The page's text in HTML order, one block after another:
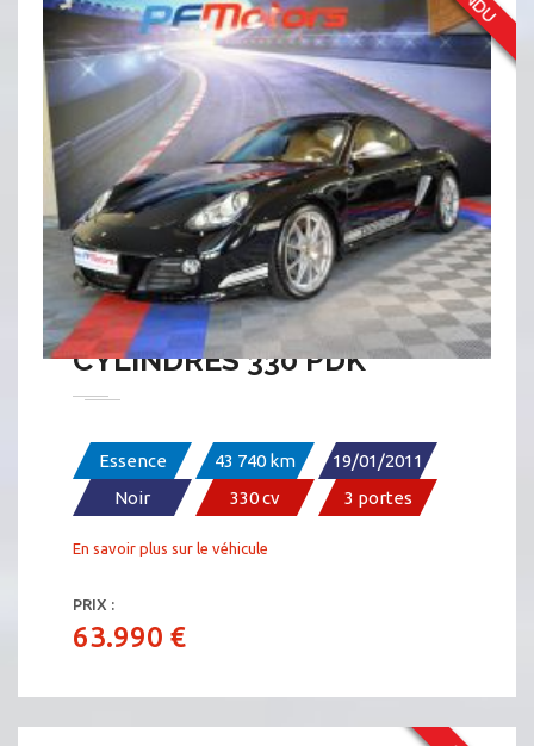
PORSCHE CAYMAN R 3.4 6
CYLINDRES 330 PDK
Essence 43 740 km
19/01/2011
Noir
330 cv 3 portes
En savoir plus sur le véhicule
PRIX :
63.990 €